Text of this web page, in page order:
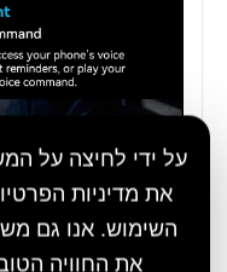
על ידי לחיצה על
את מדיניות
השימוש. אנו גם
את החוויה